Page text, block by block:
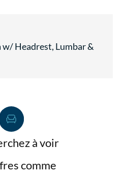
w/ Headrest, Lumbar &
à voir
comme